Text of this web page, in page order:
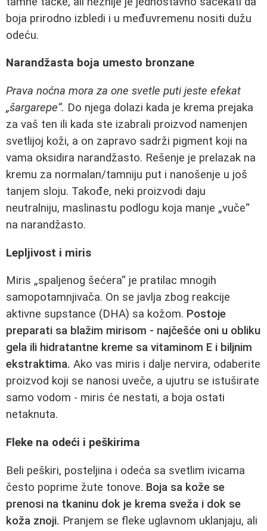
boja prirodno izbledi i u međuvremenu nositi dužu
odeću.
Narandžasta boja umesto bronzane
Prava noćna mora za one svetle puti jeste efekat
„šargarepe“. Do njega dolazi kada je krema prejaka
za vaš ten ili kada ste izabrali proizvod namenjen
svetlijoj koži, a on zapravo sadrži pigment koji na
vama oksidira narandžasto. Rešenje je prelazak na
kremu za normalan/tamniju put i nanošenje u još
tanjem sloju. Takođe, neki proizvodi daju
neutralniju, maslinastu podlogu koja manje „vuče“
na narandžasto.
Lepljivost i miris
Miris „spaljenog šećera“ je pratilac mnogih
samopotamnjivača. On se javlja zbog reakcije
aktivne supstance (DHA) sa kožom. Postoje
preparati sa blažim mirisom - najčešće oni u obliku
gela ili hidratantne kreme sa vitaminom E i biljnim
ekstraktima. Ako vas miris i dalje nervira, odaberite
proizvod koji se nanosi uveče, a ujutru se istuširate
samo vodom - miris će nestati, a boja ostati
netaknuta.
Fleke na odeći i peškirima
Beli peškiri, posteljina i odeća sa svetlim ivicama
često poprime žute tonove. Boja sa kože se
prenosi na tkaninu dok je krema sveža i dok se
koža znoji. Pranjem se fleke uglavnom uklanjaju, ali